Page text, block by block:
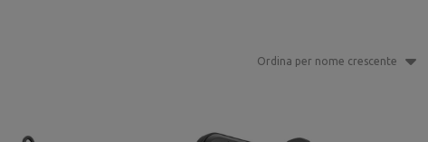
Ordina per nome crescente